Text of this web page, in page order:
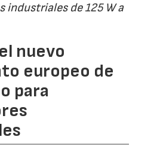
industriales de 125 W a
nuevo
europeo de
para